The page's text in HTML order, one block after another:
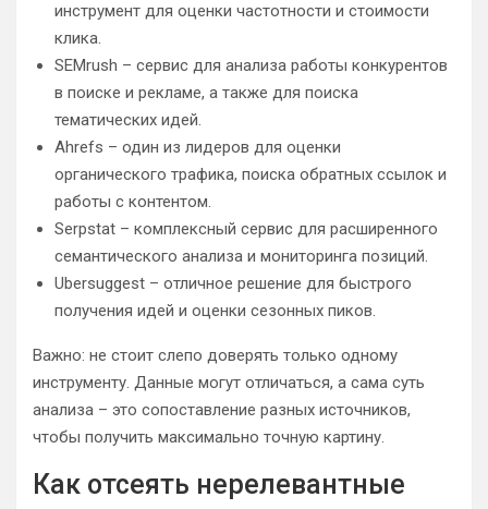
инструмент для оценки частотности и стоимости
клика.
SEMrush – сервис для анализа работы конкурентов
в поиске и рекламе, а также для поиска
тематических идей.
Ahrefs – один из лидеров для оценки
органического трафика, поиска обратных ссылок и
работы с контентом.
Serpstat – комплексный сервис для расширенного
семантического анализа и мониторинга позиций.
Ubersuggest – отличное решение для быстрого
получения идей и оценки сезонных пиков.
Важно: не стоит слепо доверять только одному
инструменту. Данные могут отличаться, а сама суть
анализа – это сопоставление разных источников,
чтобы получить максимально точную картину.
Как отсеять нерелевантные